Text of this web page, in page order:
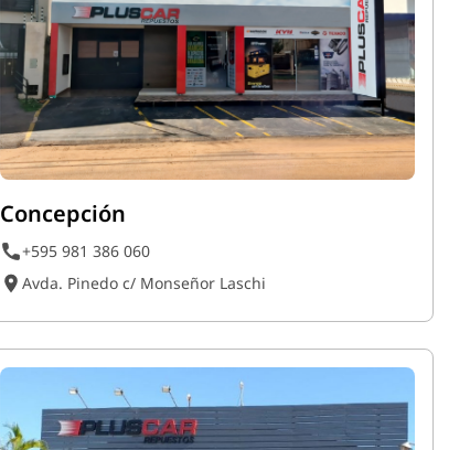
Concepción
+595 981 386 060
Avda. Pinedo c/ Monseñor Laschi